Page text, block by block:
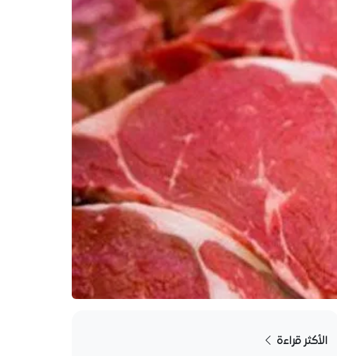
الأكثر قراءة